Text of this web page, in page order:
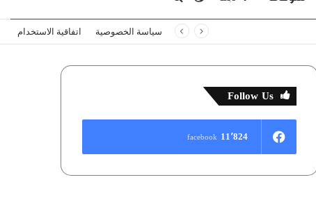
عنالمظلم
سياسة الخصوصية اتفاقية الاستخدام
Follow Us
11٬824 facebook